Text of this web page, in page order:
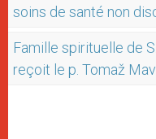
soins de santé non
Famille spirituelle de
reçoit le p. Tomaž